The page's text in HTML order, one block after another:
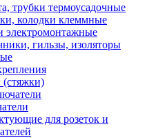
трубки термоусадочные
колодки клеммные
электромонтажные
гильзы, изоляторы
для розеток и